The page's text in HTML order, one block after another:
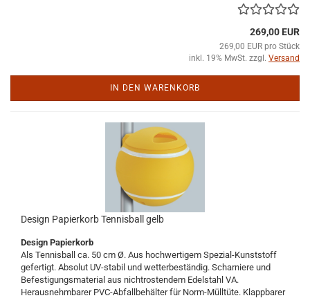
269,00 EUR
269,00 EUR pro Stück
inkl. 19% MwSt. zzgl. Versand
IN DEN WARENKORB
Design Papierkorb Tennisball gelb
Design Papierkorb
Als Tennisball ca. 50 cm Ø. Aus hochwertigem Spezial-Kunststoff
gefertigt. Absolut UV-stabil und wetterbeständig. Scharniere und
Befestigungsmaterial aus nichtrostendem Edelstahl VA.
Herausnehmbarer PVC-Abfallbehälter für Norm-Mülltüte. Klappbarer